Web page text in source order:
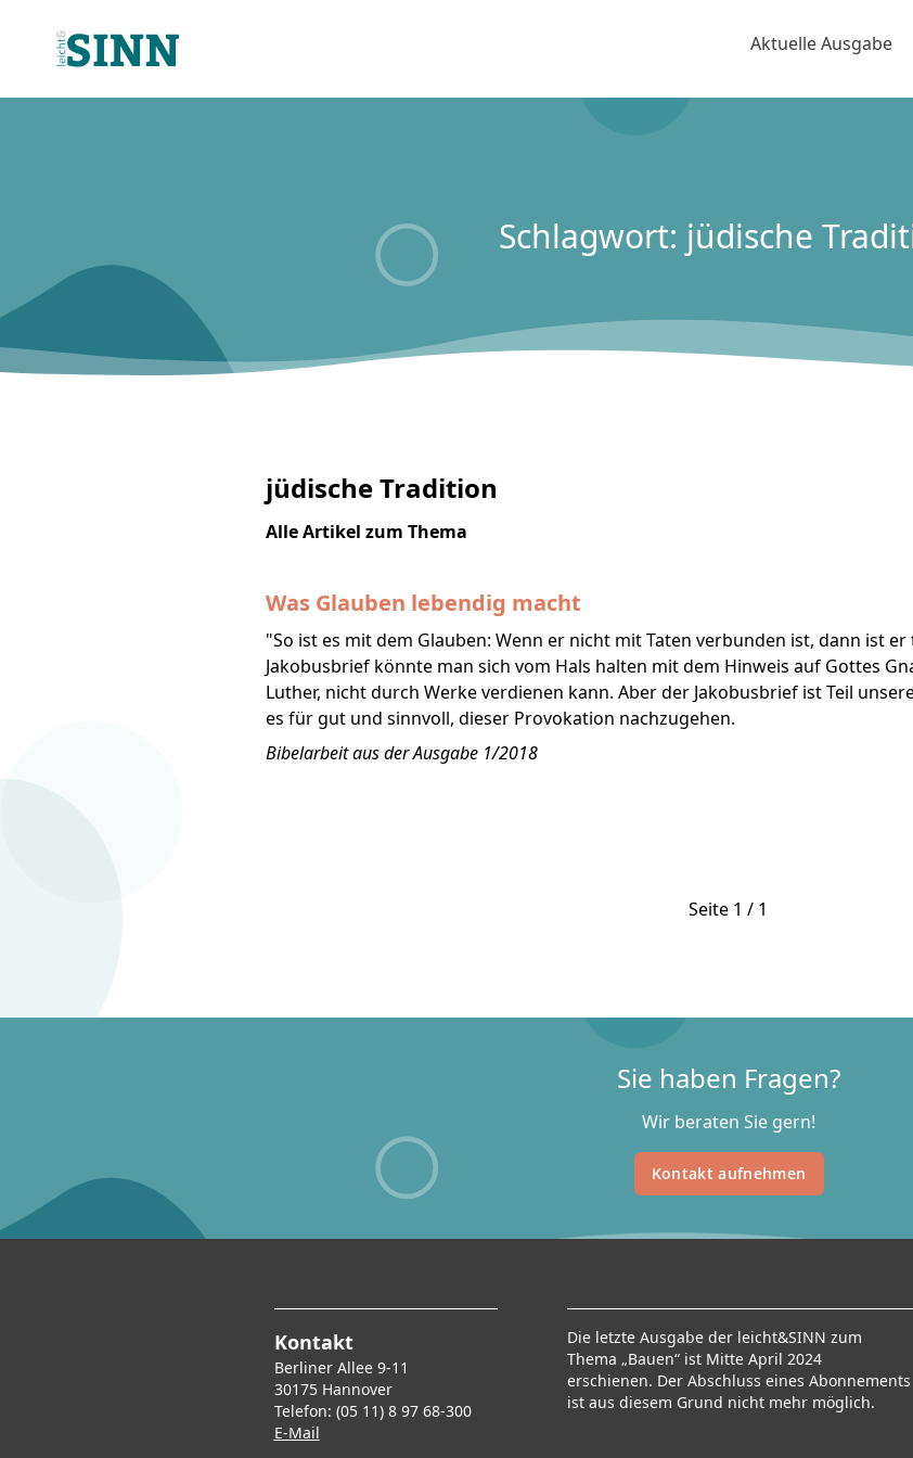
Aktuelle Ausgabe
Schlagwort: jüdische
jüdische Tradition
Alle Artikel zum Thema
Was Glauben lebendig macht
"So ist es mit dem Glauben: Wenn er nicht mit Taten verbunden ist, dann ist
Jakobusbrief könnte man sich vom Hals halten mit dem Hinweis auf Gottes
Luther, nicht durch Werke verdienen kann. Aber der Jakobusbrief ist Teil
es für gut und sinnvoll, dieser Provokation nachzugehen.
Bibelarbeit aus der Ausgabe 1/2018
Seite 1 / 1
Sie haben Fragen?
Wir beraten Sie gern!
Kontakt aufnehmen
Kontakt
Berliner Allee 9-11
30175 Hannover
Telefon: (05 11) 8 97 68-300
E-Mail
Die letzte Ausgabe der leicht&SINN zum
Thema „Bauen“ ist Mitte April 2024
erschienen. Der Abschluss eines Abonnements
ist aus diesem Grund nicht mehr möglich.